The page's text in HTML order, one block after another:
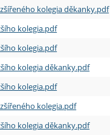
kolegia děkanky.pdf
kolegia.pdf
kolegia.pdf
kolegia děkanky.pdf
kolegia.pdf
kolegia.pdf
kolegia děkanky.pdf